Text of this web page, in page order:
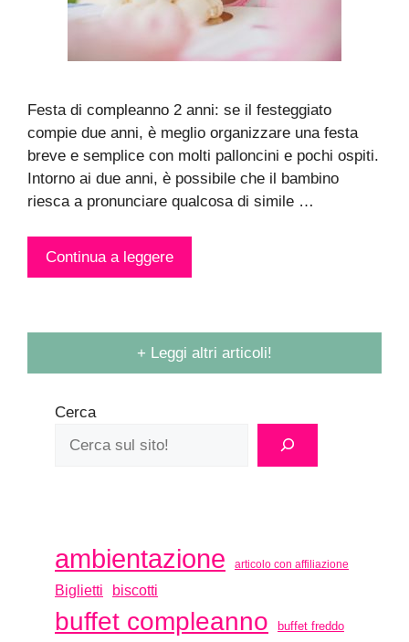
Festa di compleanno 2 anni: se il festeggiato
compie due anni, è meglio organizzare una festa
breve e semplice con molti palloncini e pochi ospiti.
Intorno ai due anni, è possibile che il bambino
riesca a pronunciare qualcosa di simile …
Continua a leggere
+ Leggi altri articoli!
Cerca
ambientazione articolo con affiliazione
Biglietti biscotti
buffet compleanno buffet freddo